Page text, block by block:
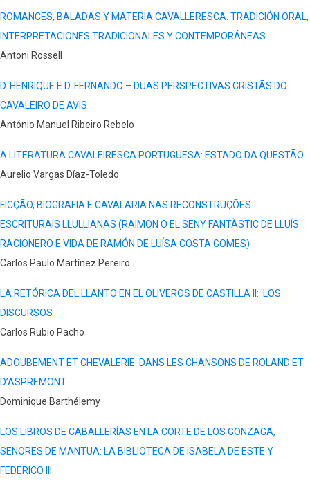
ROMANCES, BALADAS Y MATERIA CAVALLERESCA. TRADICIÓN ORAL,
INTERPRETACIONES TRADICIONALES Y CONTEMPORÁNEAS
Antoni Rossell
D. HENRIQUE E D. FERNANDO – DUAS PERSPECTIVAS CRISTÃS DO
CAVALEIRO DE AVIS
António Manuel Ribeiro Rebelo
A LITERATURA CAVALEIRESCA PORTUGUESA: ESTADO DA QUESTÃO
Aurelio Vargas Díaz-Toledo
FICÇÃO, BIOGRAFIA E CAVALARIA NAS RECONSTRUÇÕES
ESCRITURAIS LLULLIANAS (RAIMON O EL SENY FANTÀSTIC DE LLUÍS
RACIONERO E VIDA DE RAMÓN DE LUÍSA COSTA GOMES)
Carlos Paulo Martínez Pereiro
LA RETÓRICA DEL LLANTO EN EL OLIVEROS DE CASTILLA II: LOS
DISCURSOS
Carlos Rubio Pacho
ADOUBEMENT ET CHEVALERIE DANS LES CHANSONS DE ROLAND ET
D’ASPREMONT
Dominique Barthélemy
LOS LIBROS DE CABALLERÍAS EN LA CORTE DE LOS GONZAGA,
SEÑORES DE MANTUA: LA BIBLIOTECA DE ISABELA DE ESTE Y
FEDERICO III